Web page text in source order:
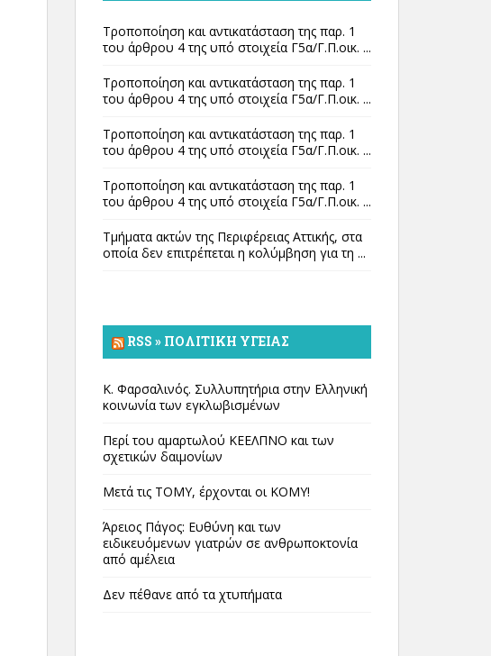
Τροποποίηση και αντικατάσταση της παρ. 1
του άρθρου 4 της υπό στοιχεία Γ5α/Γ.Π.οικ. ...
Τροποποίηση και αντικατάσταση της παρ. 1
του άρθρου 4 της υπό στοιχεία Γ5α/Γ.Π.οικ. ...
Τροποποίηση και αντικατάσταση της παρ. 1
του άρθρου 4 της υπό στοιχεία Γ5α/Γ.Π.οικ. ...
Τροποποίηση και αντικατάσταση της παρ. 1
του άρθρου 4 της υπό στοιχεία Γ5α/Γ.Π.οικ. ...
Τμήματα ακτών της Περιφέρειας Αττικής, στα
οποία δεν επιτρέπεται η κολύμβηση για τη ...
RSS » ΠΟΛΙΤΙΚΉ ΥΓΕΊΑΣ
Κ. Φαρσαλινός. Συλλυπητήρια στην Ελληνική
κοινωνία των εγκλωβισμένων
Περί του αμαρτωλού ΚΕΕΛΠΝΟ και των
σχετικών δαιμονίων
Μετά τις ΤΟΜΥ, έρχονται οι ΚΟΜΥ!
Άρειος Πάγος: Ευθύνη και των
ειδικευόμενων γιατρών σε ανθρωποκτονία
από αμέλεια
Δεν πέθανε από τα χτυπήματα